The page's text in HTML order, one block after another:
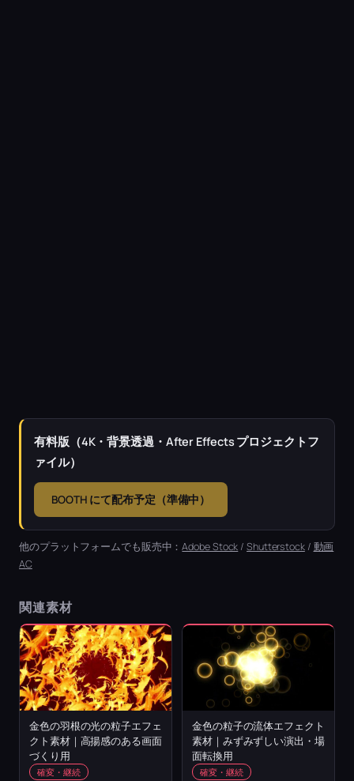
有料版（4K・背景透過・After Effects プロジェクトフ
ァイル）
BOOTH にて配布予定（準備中）
他のプラットフォームでも販売中：Adobe Stock /Shutterstock/ 動画
AC
関連素材
金色の羽根の光の粒子エフェ
クト素材｜高揚感のある画面
づくり用
確変・継続
金色の粒子の流体エフェクト
素材｜みずみずしい演出・場
面転換用
確変・継続